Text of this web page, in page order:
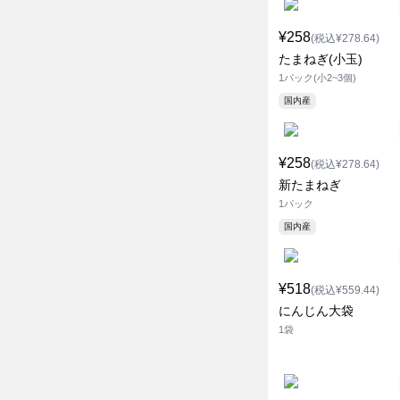
¥258(税込¥278.64)
たまねぎ(小玉)
1パック(小2~3個)
国内産
¥258(税込¥278.64)
新たまねぎ
1パック
国内産
¥518(税込¥559.44)
にんじん大袋
1袋